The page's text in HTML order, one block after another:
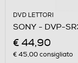
DVD LETTORI
SONY - DVP-
€ 44,90
€ 45,00consigliato